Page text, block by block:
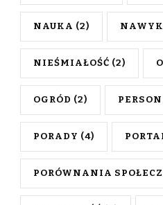
NAUKA (2)
NIEŚMIAŁOŚĆ (2)
OGRÓD (2)
PORADY (4)
PORÓWNANIA